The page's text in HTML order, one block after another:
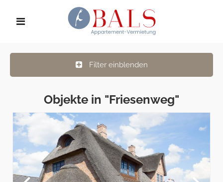
Filter einblenden
Objekte in "Friesenweg"